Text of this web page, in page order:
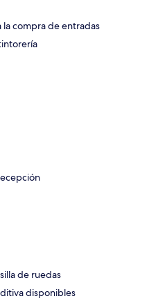
la compra de entradas
de ruedas
disponibles